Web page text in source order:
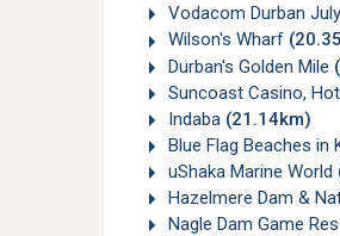
Vodacom Durban July
Wilson's Wharf
Durban's Golden Mile
Suncoast Casino,
Indaba (21.14km)
Blue Flag Beaches in
uShaka Marine World
Hazelmere Dam &
Nagle Dam Game